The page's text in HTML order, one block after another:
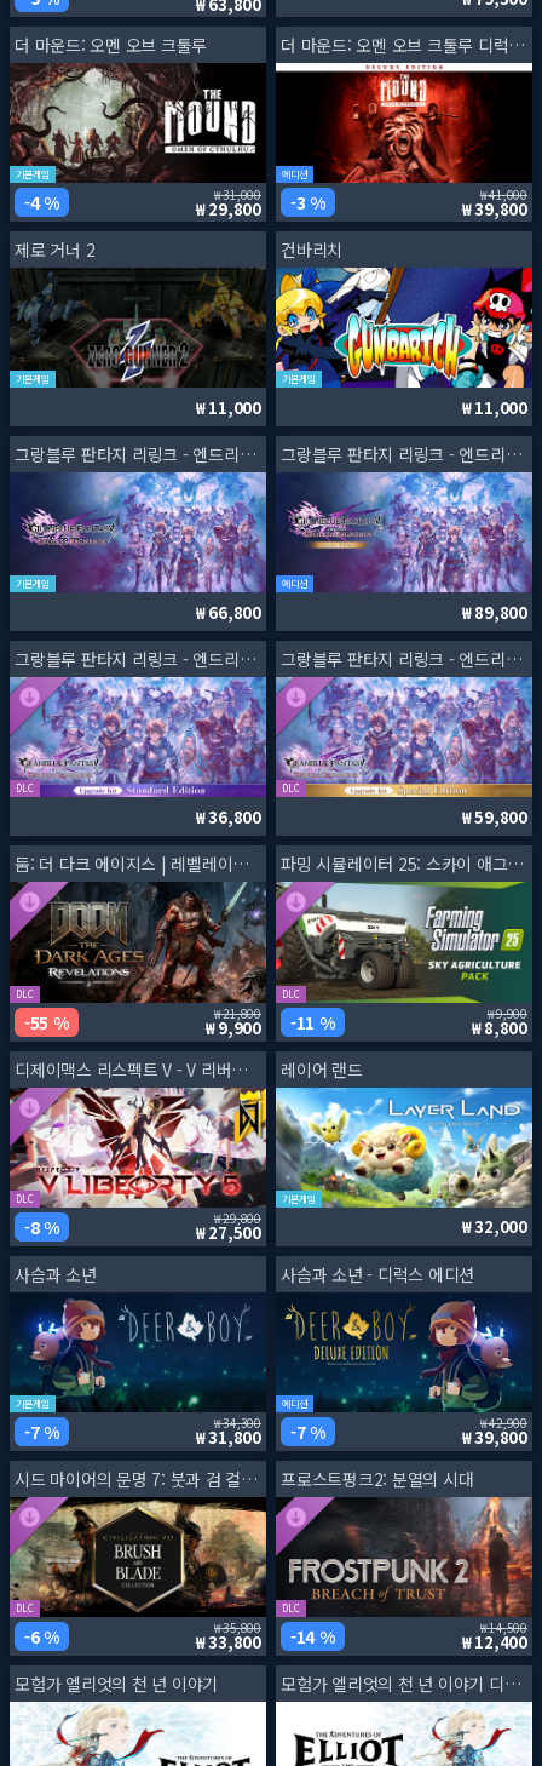
더 마운드: 오멘 오브 크툴루
기본게임
4 % 31,000
29,800
더 마운드: 오멘 오브 크툴루 디럭스 에디션
에디션
3 % 41,000
39,800
제로 거너 2
기본게임
11,000
건바리치
기본게임
11,000
그랑블루 판타지 리링크 - 엔드리스 라그나로크
기본게임
66,800
그랑블루 판타지 리링크 - 엔드리스 라그나로크 스페셜 에디션
에디션
89,800
그랑블루 판타지 리링크 - 엔드리스 라그나로크 업그레이드 키트 (스탠다드 에디션)
DLC
36,800
그랑블루 판타지 리링크 - 엔드리스 라그나로크 업그레이드 키트 (스페셜 에디션)
DLC
59,800
둠: 더 다크 에이지스 | 레벨레이션스
DLC
55 % 21,800
9,900
파밍 시뮬레이터 25: 스카이 애그리컬쳐 팩
DLC
11 % 9,900
8,800
디제이맥스 리스펙트 V - V 리버티 5 팩
DLC
8 % 29,800
27,500
레이어 랜드
기본게임
32,000
사슴과 소년
기본게임
7 % 34,300
31,800
사슴과 소년 - 디럭스 에디션
에디션
7 % 42,900
39,800
시드 마이어의 문명 7: 붓과 검 컬렉션
DLC
6 % 35,800
33,800
프로스트펑크2: 분열의 시대
DLC
14 % 14,500
12,400
모험가 엘리엇의 천 년 이야기 모험가 엘리엇의 천 년 이야기 디지털 디럭스 에디션